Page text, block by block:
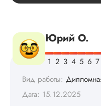
Юрий О.
Вид работы:
Дата: 15.12.2025